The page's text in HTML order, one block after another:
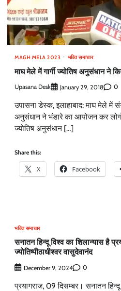
MAGH MELA 2023 भक्ति समाचार
माघ मेले में गार्गी ज्योतिष अनुसंधान ने
Upasana Desk January 29, 2018 0
उपासना डेस्क, इलाहाबाद: माघ मेले में
अनुसंधान ने भंडारे का आयोजन कर लोगों
ज्योतिष अनुसंधान […]
Share this:
X Facebook
भक्ति समाचार
सनातन हिन्दू विश्व का शिलान्यास है
ज्योतिष्पीठाधीश्वर वासुदेवानंद
December 9, 2024 0
प्रयागराज, 09 दिसम्बर। सनातन